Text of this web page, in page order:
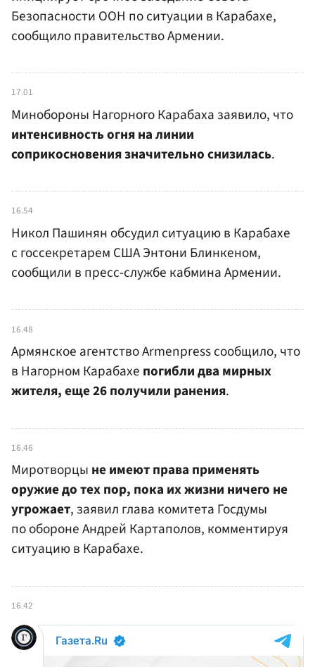
Безопасности ООН по ситуации в Карабахе,
сообщило правительство Армении.
17.01
Минобороны Нагорного Карабаха заявило, что
интенсивность огня на линии
соприкосновения значительно снизилась.
16.54
Никол Пашинян обсудил ситуацию в Карабахе
с госсекретарем США Энтони Блинкеном,
сообщили в пресс-службе кабмина Армении.
16.48
Армянское агентство Armenpress сообщило, что
в Нагорном Карабахе погибли два мирных
жителя, еще 26 получили ранения.
16.46
Миротворцы не имеют права применять
оружие до тех пор, пока их жизни ничего не
угрожает, заявил глава комитета Госдумы
по обороне Андрей Картаполов, комментируя
ситуацию в Карабахе.
16.42